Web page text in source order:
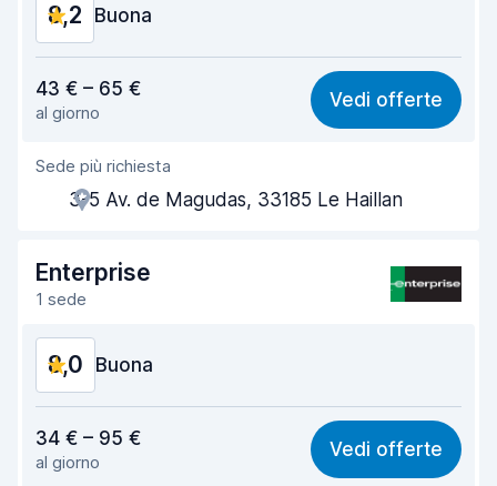
8,2 Buona
7,8
Facile da trovare 8,2
Gentilezza degli agenti
Rapidità del ritiro
Rapidità della riconsegna 8,2
Condizioni dell'auto
43 € – 65 €
al giorno
Vedi offerte
Sede più richiesta
3-5 Av. de Magudas, 33185 Le Haillan
Enterprise
1 sede
8,0 Buona
7,7
Facile da trovare 8,2
34 € – 95 €
al giorno
Vedi offerte